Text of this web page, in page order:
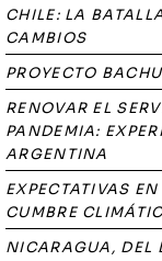
CHILE: LA
CAMBIOS
PROYECTO
RENOVAR EL
PANDEMIA:
ARGENTINA
EXPECTATIVAS
CUMBRE
NICARAGUA, DEL